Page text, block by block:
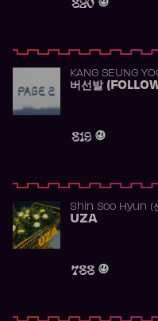
KANG SEUNG
버선발
819
Shin Soo Hyun (
UZA
788